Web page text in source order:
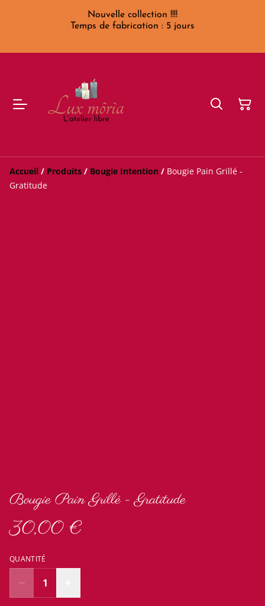
Nouvelle collection !!!!
Temps de fabrication : 5 jours
Accueil / Produits / Bougie Intention / Bougie Pain Grillé -
Gratitude
Bougie Pain Grillé - Gratitude
30,00 €
QUANTITÉ